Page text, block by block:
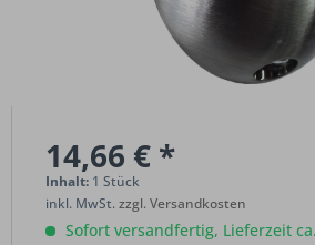
14,66 € *
Inhalt: 1 Stück
inkl. MwSt.zzgl. Versandkosten
Sofort versandfertig, Lieferzeit